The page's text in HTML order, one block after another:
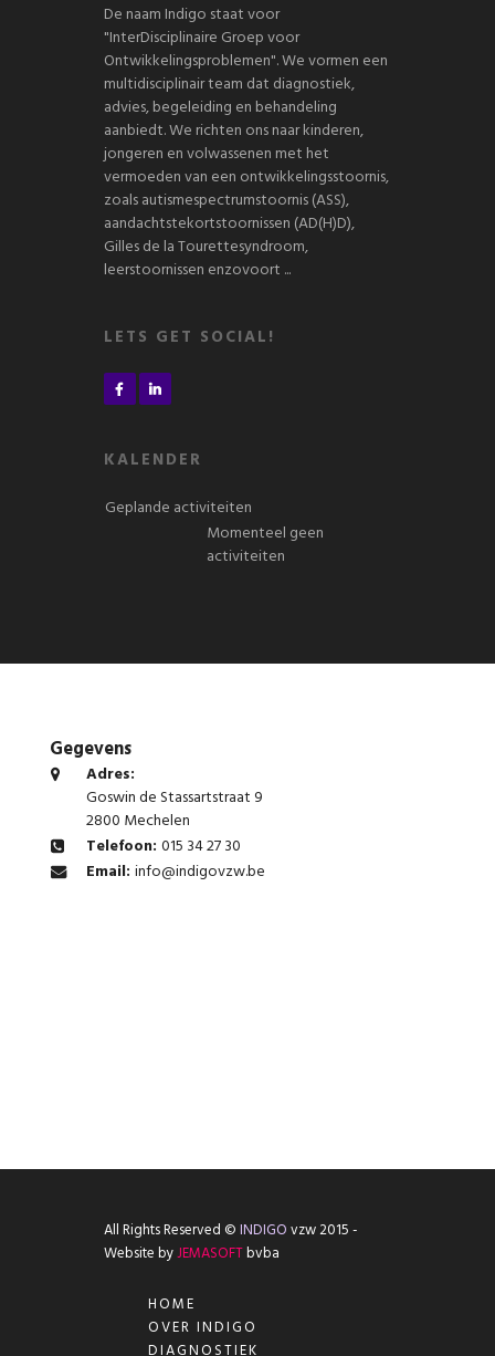
De naam Indigo staat voor
"InterDisciplinaire Groep voor
Ontwikkelingsproblemen". We vormen een
multidisciplinair team dat diagnostiek,
advies, begeleiding en behandeling
aanbiedt. We richten ons naar kinderen,
jongeren en volwassenen met het
vermoeden van een ontwikkelingsstoornis,
zoals autismespectrumstoornis (ASS),
aandachtstekortstoornissen (AD(H)D),
Gilles de la Tourettesyndroom,
leerstoornissen enzovoort ...
LETS GET SOCIAL!
KALENDER
Geplande activiteiten
Momenteel geen
activiteiten
Gegevens
Adres:
Goswin de Stassartstraat 9
2800 Mechelen
Telefoon: 015 34 27 30
Email: info@indigovzw.be
All Rights Reserved ©INDIGOvzw 2015 -
Website byJEMASOFTbvba
HOME
OVER INDIGO
DIAGNOSTIEK